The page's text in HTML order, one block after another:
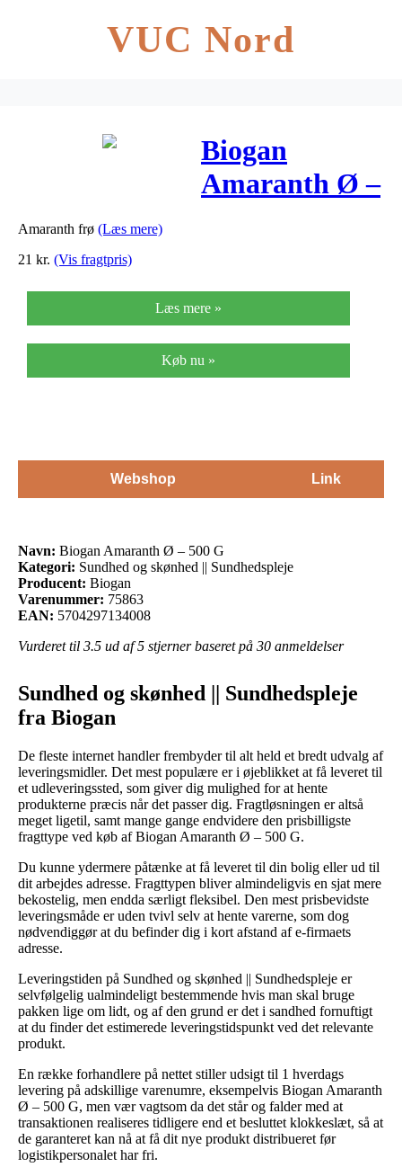
VUC Nord
Biogan
Amaranth Ø –
Amaranth frø (Læs mere)
21 kr. (Vis fragtpris)
Læs mere »
Køb nu »
Webshop Link
Navn: Biogan Amaranth Ø – 500 G
Kategori: Sundhed og skønhed || Sundhedspleje
Producent: Biogan
Varenummer: 75863
EAN: 5704297134008
Vurderet til 3.5 ud af 5 stjerner baseret på 30 anmeldelser
Sundhed og skønhed || Sundhedspleje
fra Biogan
De fleste internet handler frembyder til alt held et bredt udvalg af
leveringsmidler. Det mest populære er i øjeblikket at få leveret til
et udleveringssted, som giver dig mulighed for at hente
produkterne præcis når det passer dig. Fragtløsningen er altså
meget ligetil, samt mange gange endvidere den prisbilligste
fragttype ved køb af Biogan Amaranth Ø – 500 G.
Du kunne ydermere påtænke at få leveret til din bolig eller ud til
dit arbejdes adresse. Fragttypen bliver almindeligvis en sjat mere
bekostelig, men endda særligt fleksibel. Den mest prisbevidste
leveringsmåde er uden tvivl selv at hente varerne, som dog
nødvendiggør at du befinder dig i kort afstand af e-firmaets
adresse.
Leveringstiden på Sundhed og skønhed || Sundhedspleje er
selvfølgelig ualmindeligt bestemmende hvis man skal bruge
pakken lige om lidt, og af den grund er det i sandhed fornuftigt
at du finder det estimerede leveringstidspunkt ved det relevante
produkt.
En række forhandlere på nettet stiller udsigt til 1 hverdags
levering på adskillige varenumre, eksempelvis Biogan Amaranth
Ø – 500 G, men vær vagtsom da det står og falder med at
transaktionen realiseres tidligere end et besluttet klokkeslæt, så at
de garanteret kan nå at få dit nye produkt distribueret før
logistikpersonalet har fri.